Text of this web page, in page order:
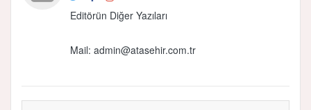
Editörün Diğer Yazıları
Mail: admin@atasehir.com.tr